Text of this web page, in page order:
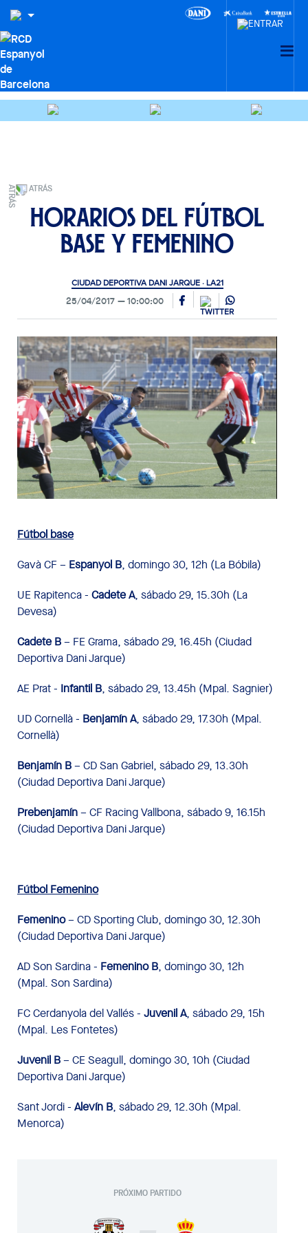
ATRÁS
Horarios del fútbol
base y femenino
CIUDAD DEPORTIVA DANI JARQUE · LA21
25/04/2017 10:00:00
Fútbol base
Gavà CF – Espanyol B, domingo 30, 12h (La Bóbila)
UE Rapitenca - Cadete A, sábado 29, 15.30h (La
Devesa)
Cadete B– FE Grama, sábado 29, 16.45h (Ciudad
Deportiva Dani Jarque)
AE Prat - Infantil B, sábado 29, 13.45h (Mpal. Sagnier)
UD Cornellà - Benjamín A, sábado 29, 17.30h (Mpal.
Cornellà)
Benjamín B– CD San Gabriel, sábado 29, 13.30h
(Ciudad Deportiva Dani Jarque)
Prebenjamín– CF Racing Vallbona, sábado 9, 16.15h
(Ciudad Deportiva Dani Jarque)
Fútbol Femenino
Femenino– CD Sporting Club, domingo 30, 12.30h
(Ciudad Deportiva Dani Jarque)
AD Son Sardina - Femenino B, domingo 30, 12h
(Mpal. Son Sardina)
FC Cerdanyola del Vallés - Juvenil A, sábado 29, 15h
(Mpal. Les Fontetes)
Juvenil B– CE Seagull, domingo 30, 10h (Ciudad
Deportiva Dani Jarque)
Sant Jordi - Alevín B, sábado 29, 12.30h (Mpal.
Menorca)
PRÓXIMO PARTIDO